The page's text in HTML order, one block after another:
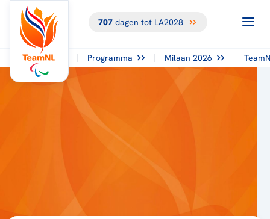
707dagen tot LA2028
Programma Milaan 2026